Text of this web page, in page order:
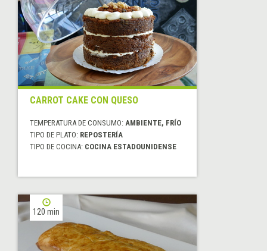
CARROT CAKE CON QUESO
TEMPERATURA DE CONSUMO: AMBIENTE, FRÍO
TIPO DE PLATO: REPOSTERÍA
TIPO DE COCINA: COCINA ESTADOUNIDENSE
120 min